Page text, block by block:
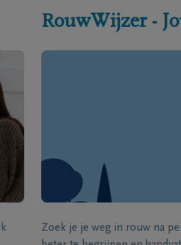
RouwWijzer -
Zoek je je weg in rouw na